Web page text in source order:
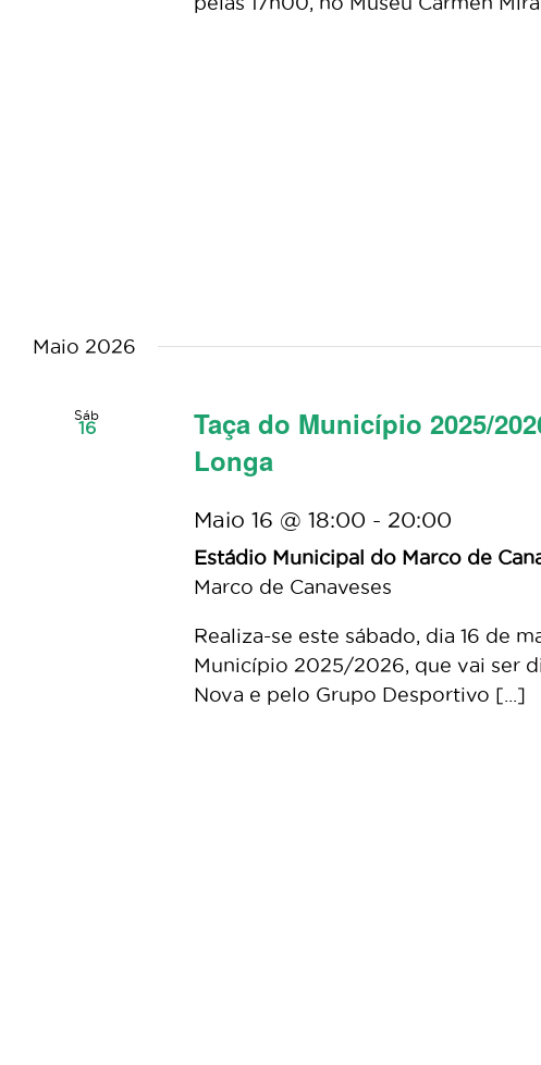
Maio 2026
Sáb
16
Taça do Município 2025/
Longa
Maio 16 @ 18:00 - 20:00
Estádio Municipal do Marco de
Marco de Canaveses
Realiza-se este sábado, dia 16 de
Município 2025/2026, que vai ser
Nova e pelo Grupo Desportivo [...]